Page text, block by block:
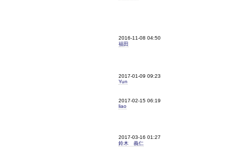
2016-11-08 04:50
福田
2017-01-09 09:23
Yun
2017-02-15 06:19
liao
2017-03-16 01:27
鈴木 義仁